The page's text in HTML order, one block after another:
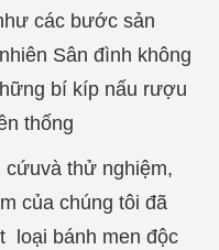
các bước sản
Sân đình không
bí kíp nấu rượu
thống
cứuvà thử nghiệm,
của chúng tôi đã
loại bánh men độc